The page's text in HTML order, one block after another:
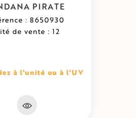
PIRATE
: 8650930
de vente : 12
à l'unité ou à l'UV